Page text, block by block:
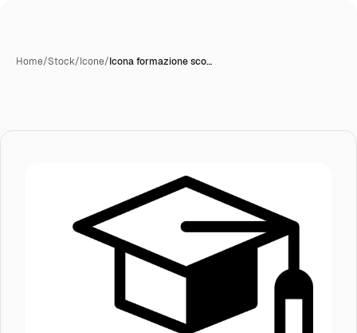
Home/Stock/Icone/Icona formazione sco…